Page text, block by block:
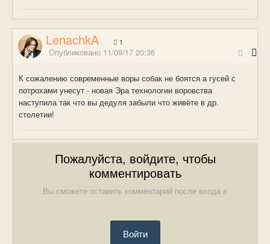
LenachkA 1
Опубликовано 11/09/17 20:36
К сожалению современные воры собак не боятся а гусей с
потрохами унесут - новая Эра технологии воровства
наступила так что вы дедуля забыли что живёте в др.
столетии!
Пожалуйста, войдите, чтобы
комментировать
Вы сможете оставить комментарий после входа в
Войти